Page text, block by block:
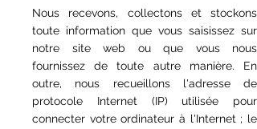
Nous recevons, collectons et stockons
toute information que vous saisissez sur
notre site web ou que vous nous
fournissez de toute autre manière. En
outre, nous recueillons l'adresse de
protocole Internet (IP) utilisée pour
connecter votre ordinateur à l'Internet ; le